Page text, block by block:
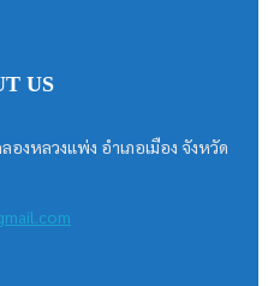
US
งหลวงแพ่ง อำเภอเมือง จังหวัด